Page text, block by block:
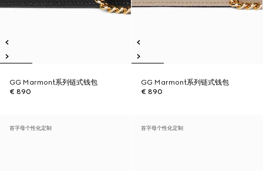
GG Marmont系列链式钱包
€ 890
GG Marmont系列链式钱包
€ 890
首字母个性化定制 首字母个性化定制